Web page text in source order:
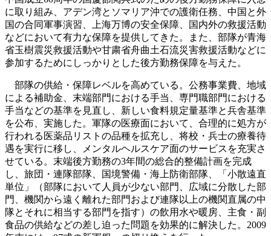
に取り組み、アデン湾とソマリア沖での護衛任務、中国と外
国の合同軍事演習、上海万博の安全保障、国内外の救援活動
などにおいて有力な保障を提供してきた。また、部隊が青海
省玉樹震災救援活動や甘粛省舟曲土石流災害救援活動などに
参加するためにしっかりとした後方勤務保障を与えた。
部隊の供給・保障レベルを高めている。公務事業費、地域
による補助金、末端部門における手当、専門職部門における
手当などの基準を見直し、新しい食料規定量基準と兵舎基準
を公布、実施した。軍隊の医療面において、合理的に処方が
行われる医薬品リストの品種を拡充し、将校・兵士の療養待
遇を実行に移し、メンタルヘルスケア面のサービスを充実さ
せている。末端後方勤務の3年間の総合的整備計画を完成
し、旅団・連隊部隊、国境警備・海上防衛部隊、「小散遠直
単位」（部隊において人員が少ない部門、広域に分散した部
門、機関から遠く離れた部門および連隊以上の機関直属の中
隊とそれに相当する部門を指す）の飲用水や暖房、主食・副
食品の供給などの差し迫った問題を効果的に解決した。2009